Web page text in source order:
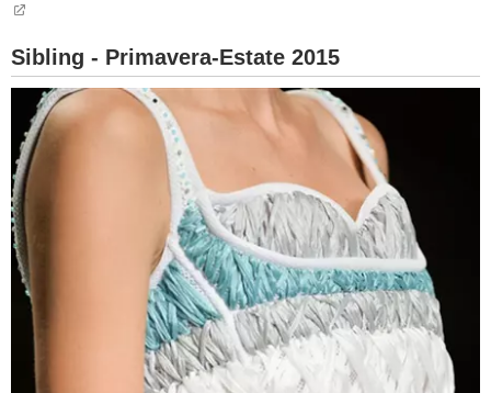
Sibling - Primavera-Estate 2015